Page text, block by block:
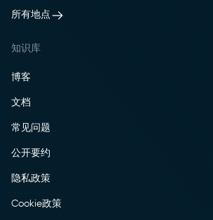
所有地点
知识库
博客
文档
常见问题
公开要约
隐私政策
Cookie政策